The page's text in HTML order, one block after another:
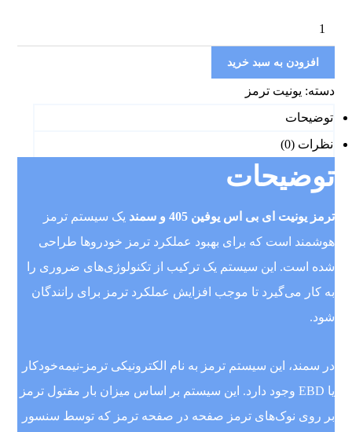
افزودن به سبد خرید
دسته: یونیت ترمز
توضیحات
نظرات (0)
توضیحات
ترمز یونیت ای بی اس یوفین 405 و سمند
یک سیستم ترمز
هوشمند است که برای بهبود عملکرد ترمز خودروها طراحی
شده است. این سیستم یک ترکیب از تکنولوژی‌های ضروری را
به کار می‌گیرد تا موجب افزایش عملکرد ترمز برای رانندگان
شود.
در سمند، این سیستم ترمز به نام الکترونیکی ترمز-نیمه‌خودکار
یا EBD وجود دارد. این سیستم بر اساس میزان بار مفتول ترمز
بر روی نوک‌های ترمز صفحه در صفحه ترمز که توسط سنسور